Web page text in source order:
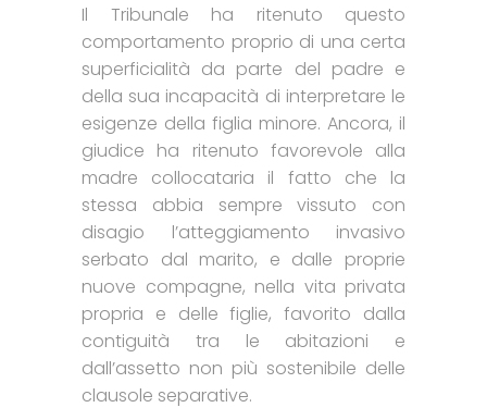
Il Tribunale ha ritenuto questo
comportamento proprio di una certa
superficialità da parte del padre e
della sua incapacità di interpretare le
esigenze della figlia minore. Ancora, il
giudice ha ritenuto favorevole alla
madre collocataria il fatto che la
stessa abbia sempre vissuto con
disagio l’atteggiamento invasivo
serbato dal marito, e dalle proprie
nuove compagne, nella vita privata
propria e delle figlie, favorito dalla
contiguità tra le abitazioni e
dall’assetto non più sostenibile delle
clausole separative.